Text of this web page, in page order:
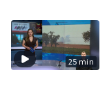
25 min